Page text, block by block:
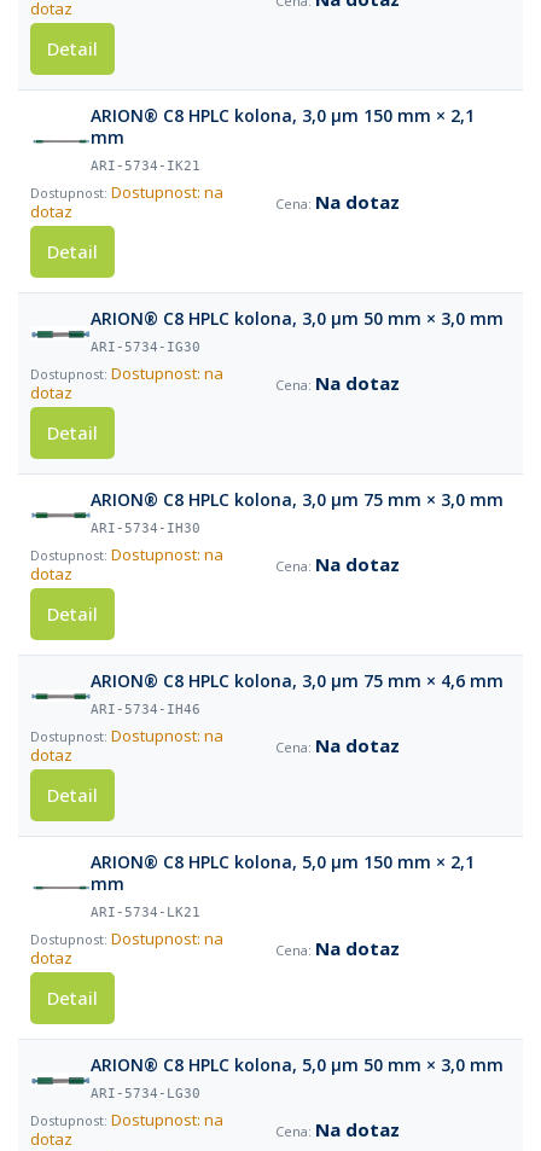
dotaz
Detail
ARION® C8 HPLC kolona, 3,0 µm 150 mm × 2,1
mm
ARI-5734-IK21
Dostupnost: na
dotaz
Na dotaz
Detail
ARION® C8 HPLC kolona, 3,0 µm 50 mm × 3,0 mm
ARI-5734-IG30
Dostupnost: na
dotaz
Na dotaz
Detail
ARION® C8 HPLC kolona, 3,0 µm 75 mm × 3,0 mm
ARI-5734-IH30
Dostupnost: na
dotaz
Na dotaz
Detail
ARION® C8 HPLC kolona, 3,0 µm 75 mm × 4,6 mm
ARI-5734-IH46
Dostupnost: na
dotaz
Na dotaz
Detail
ARION® C8 HPLC kolona, 5,0 µm 150 mm × 2,1
mm
ARI-5734-LK21
Dostupnost: na
dotaz
Na dotaz
Detail
ARION® C8 HPLC kolona, 5,0 µm 50 mm × 3,0 mm
ARI-5734-LG30
Dostupnost: na
dotaz
Na dotaz